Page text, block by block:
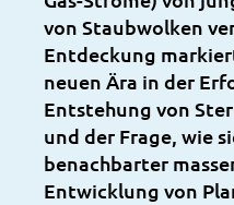
von Staubwolken
Entdeckung
neuen Ära in der
Entstehung von
und der Frage, wie
benachbarter
Entwicklung von